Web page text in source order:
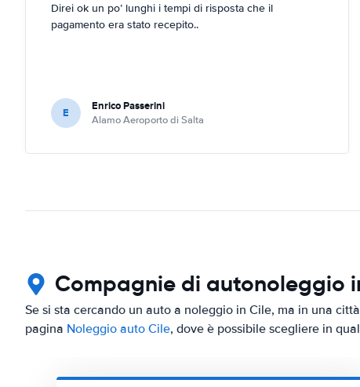
Direi ok un po’ lunghi i tempi di risposta che il
pagamento era stato recepito..
E Enrico Passerini
Alamo Aeroporto di Salta
Compagnie di autonoleggio
Se si sta cercando un auto a noleggio in Cile, ma in una
pagina Noleggio auto Cile, dove è possibile scegliere in